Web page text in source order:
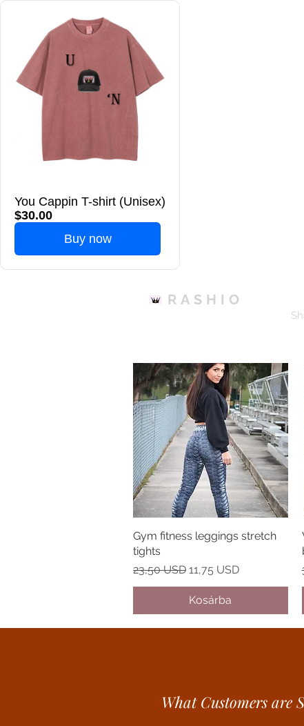
You Cappin T-shirt (Unisex)
$30.00
Buy now
RASHIO
Gyorsnézet
Gym fitness leggings stretch
tights
Szokásos ár
23,50 USD Akciós ár
11,75 USD
Kosárba
What Customers are